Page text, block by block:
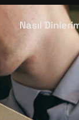
Nasıl